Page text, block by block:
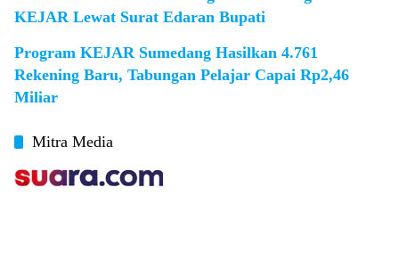
KEJAR Lewat Surat Edaran Bupati
Program KEJAR Sumedang Hasilkan 4.761
Rekening Baru, Tabungan Pelajar Capai Rp2,46
Miliar
Mitra Media